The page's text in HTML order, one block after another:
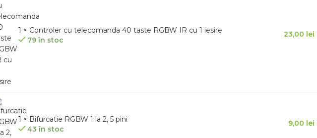
1 × Controler cu telecomanda 40 taste RGBW IR cu 1 iesire
79 în stoc
23,00 lei
1 × Bifurcatie RGBW 1 la 2, 5 pini
43 în stoc
9,00 lei